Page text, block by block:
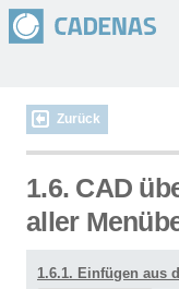
Zurück
1.6. CAD
aller
1.6.1. Einfügen aus